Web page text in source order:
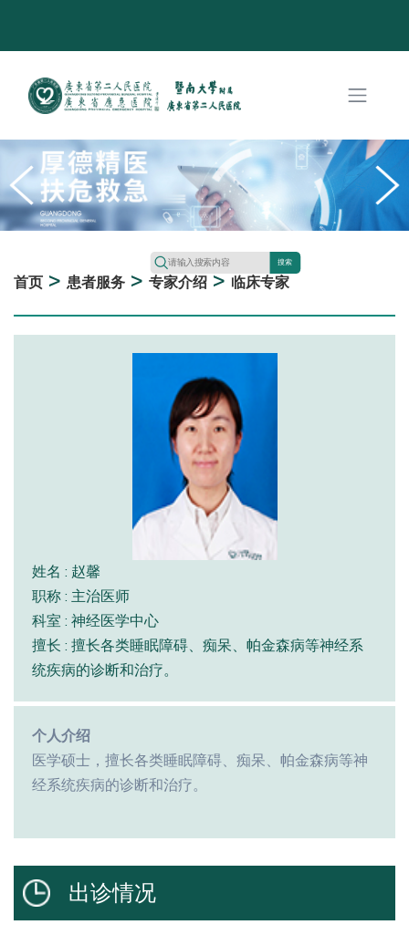
搜索
首页 > 患者服务 > 专家介绍 >临床专家
姓名 : 赵馨
职称 : 主治医师
科室 : 神经医学中心
擅长 : 擅长各类睡眠障碍、痴呆、帕金森病等神经系
统疾病的诊断和治疗。
个人介绍
医学硕士，擅长各类睡眠障碍、痴呆、帕金森病等神
经系统疾病的诊断和治疗。
出诊情况